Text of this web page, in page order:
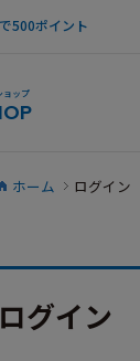
500ポイント
ョップ
ホーム ログイン
ログイン